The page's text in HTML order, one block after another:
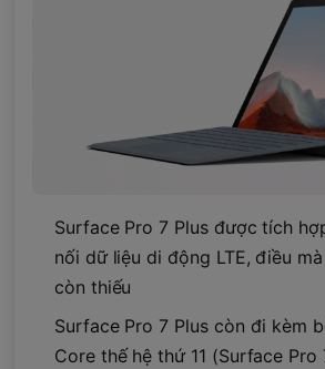
Surface Pro 7 Plus được tích
nối dữ liệu di động LTE, điều
còn thiếu
Surface Pro 7 Plus còn đi kèm
Core thế hệ thứ 11 (Surface